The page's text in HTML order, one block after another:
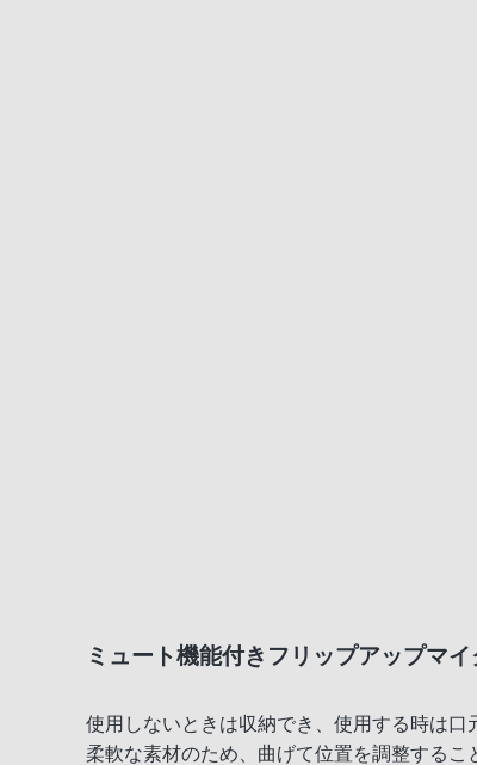
ミュート機能付きフリップアップマイ
使用しないときは収納でき、使用する時は口
柔軟な素材のため、曲げて位置を調整するこ